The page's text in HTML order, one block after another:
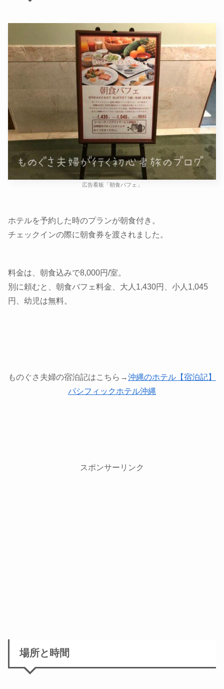
広告看板「朝食バフェ」
ホテルを予約した時のプランが朝食付き。
チェックインの際に朝食券を渡されました。
料金は、朝食込みで8,000円/室。
別に頼むと、朝食バフェ料金、大人1,430円、小人1,045
円、幼児は無料。
ものぐさ夫婦の宿泊記はこちら→沖縄のホテル【宿泊記】
パシフィックホテル沖縄
スポンサーリンク
場所と時間